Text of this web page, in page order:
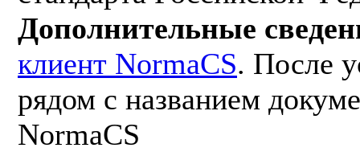
Дополнительные
клиент NormaCS. После
рядом с названием
NormaCS